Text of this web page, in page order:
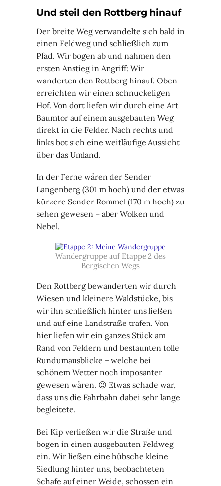
Und steil den Rottberg hinauf
Der breite Weg verwandelte sich bald in
einen Feldweg und schließlich zum
Pfad. Wir bogen ab und nahmen den
ersten Anstieg in Angriff: Wir
wanderten den Rottberg hinauf. Oben
erreichten wir einen schnuckeligen
Hof. Von dort liefen wir durch eine Art
Baumtor auf einem ausgebauten Weg
direkt in die Felder. Nach rechts und
links bot sich eine weitläufige Aussicht
über das Umland.
In der Ferne wären der Sender
Langenberg (301 m hoch) und der etwas
kürzere Sender Rommel (170 m hoch) zu
sehen gewesen – aber Wolken und
Nebel.
Wandergruppe auf Etappe 2 des
Bergischen Wegs
Den Rottberg bewanderten wir durch
Wiesen und kleinere Waldstücke, bis
wir ihn schließlich hinter uns ließen
und auf eine Landstraße trafen. Von
hier liefen wir ein ganzes Stück am
Rand von Feldern und bestaunten tolle
Rundumausblicke – welche bei
schönem Wetter noch imposanter
gewesen wären. 😉 Etwas schade war,
dass uns die Fahrbahn dabei sehr lange
begleitete.
Bei Kip verließen wir die Straße und
bogen in einen ausgebauten Feldweg
ein. Wir ließen eine hübsche kleine
Siedlung hinter uns, beobachteten
Schafe auf einer Weide, schossen ein